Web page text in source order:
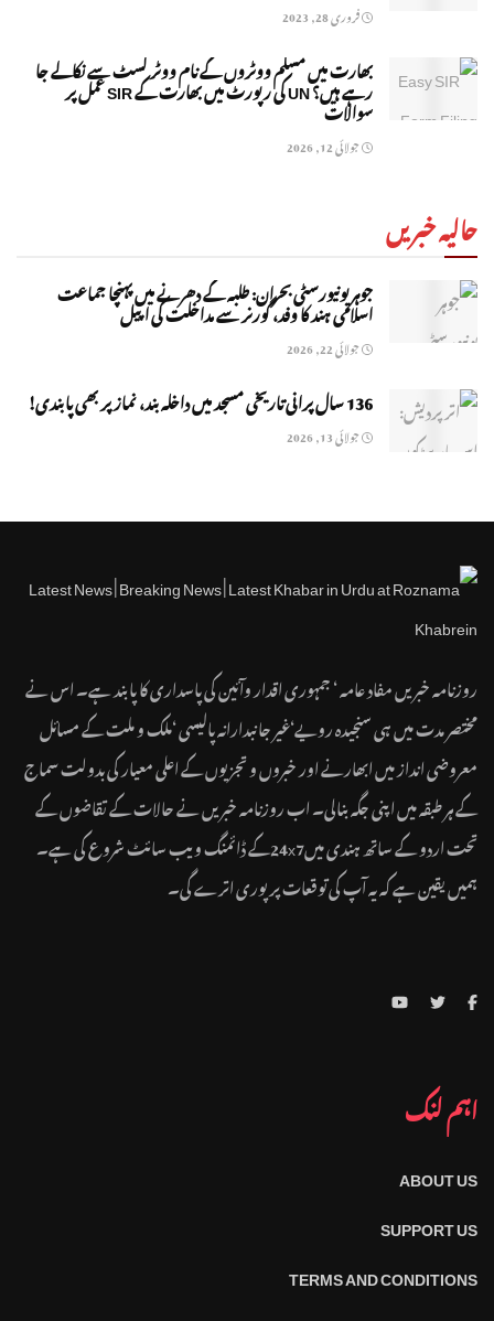
فروری 28, 2023
بھارت میں مسلم ووٹروں کے نام ووٹر لسٹ سے نکالے جا
رہے ہیں؟ UN کی رپورٹ میں بھارت کے SIR عمل پر
سوالات
جولائی 12, 2026
حالیہ خبریں
جوہر یونیورسٹی بحران: طلبہ کے دھرنے میں پہنچا جماعت
اسلامی ہند کا وفد، گورنر سے مداخلت کی اپیل
جولائی 22, 2026
136 سال پرانی تاریخی مسجد میں داخلہ بند، نماز پر بھی پابندی!
جولائی 13, 2026
روزنامہ خبریں مفاد عامہ ‘ جمہوری اقدار وآئین کی پاسداری کا پابند ہے۔ اس نے
مختصر مدت میں ہی سنجیدہ رویے‘غیر جانبدارانہ پالیسی ‘ملک و ملت کے مسائل
معروضی انداز میں ابھارنے اور خبروں و تجزیوں کے اعلی معیار کی بدولت سماج
کے ہر طبقہ میں اپنی جگہ بنالی۔ اب روزنامہ خبریں نے حالات کے تقاضوں کے
تحت اردو کے ساتھ ہندی میں24x7کے ڈائمنگ ویب سائٹ شروع کی ہے۔
ہمیں یقین ہے کہ یہ آپ کی توقعات پر پوری اترے گی۔
اہم لنک
ABOUT US
SUPPORT US
TERMS AND CONDITIONS